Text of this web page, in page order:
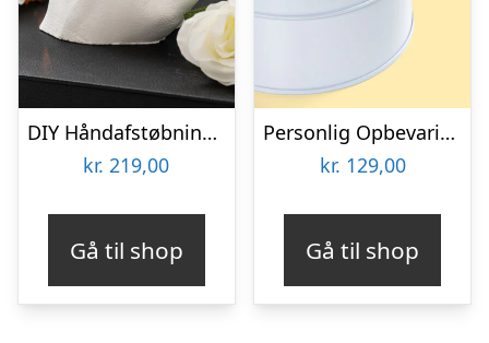
DIY Håndafstøbningskit – Spralla
kr. 219,00
Gå til shop
Personlig Opbevaringsboks i Metal med Billede – Rund
kr. 129,00
Gå til shop